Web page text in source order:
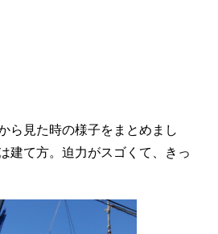
ら見た時の様子をまとめまし
建て方。迫力がスゴくて、きっ